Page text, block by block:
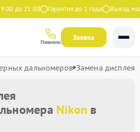
до 21:00 Гарантия до 1 года Выезд
Позвонить
Заявка
дальномеров Замена дисплея
Nikon в